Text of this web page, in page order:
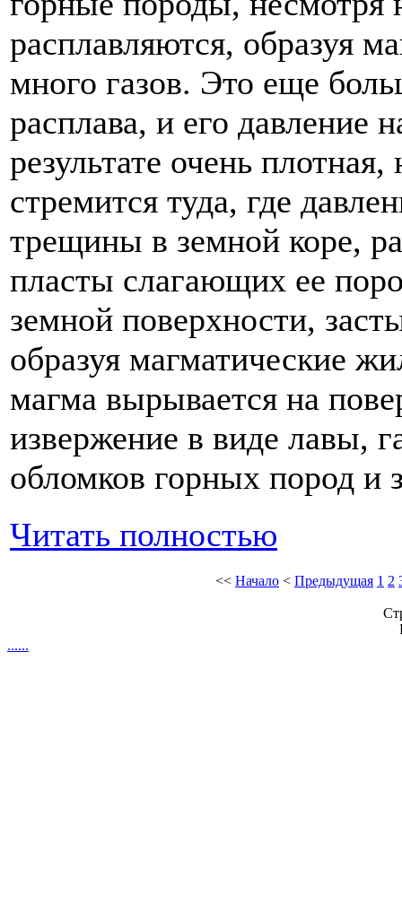
расплавляются, образуя
много газов. Это еще
расплава, и его
результате очень
стремится туда, где
трещины в земной коре,
пласты слагающих ее
земной поверхности,
образуя магматические
магма вырывается на
извержение в виде лавы,
обломков горных пород и
Читать полностью
<< Начало < Предыдущая 1 2
......